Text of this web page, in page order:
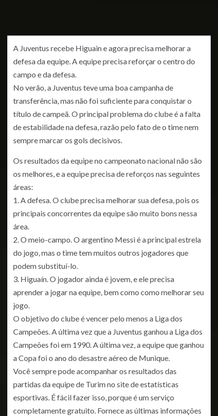
A Juventus recebe Higuain e agora precisa melhorar a
defesa da equipe. A equipe precisa reforçar o centro do
campo e da defesa.
No verão, a Juventus teve uma boa campanha de
transferência, mas não foi suficiente para conquistar o
título de campeã. O principal problema do clube é a falta
de estabilidade na defesa, razão pelo fato de o time nem
sempre marcar os gols decisivos.
Os resultados da equipe no campeonato nacional não são
os melhores, e a equipe precisa de reforços nas seguintes
áreas:
1. A defesa. O clube precisa melhorar sua defesa, pois os
principais concorrentes da equipe são muito bons nessa
área.
2. O meio-campo. O argentino Messi é a principal estrela
do jogo, mas o time tem muitos outros jogadores que
podem substituí-lo.
3. Higuaín. O jogador ainda é jovem, e ele precisa
aprender a jogar na equipe, bem como como melhorar seu
jogo.
O objetivo do clube é vencer pelo menos a Liga dos
Campeões. A última vez que a Juventus ganhou a Liga dos
Campeões foi em 1990. A última vez, a equipe que ganhou
a Copa foi o ano do desastre aéreo de Munique.
Você sempre pode acompanhar os resultados das
partidas da equipe de Turim no site de estatísticas
esportivas. É fácil fazer isso, porque é um serviço
completamente gratuito. Fornece as últimas informações